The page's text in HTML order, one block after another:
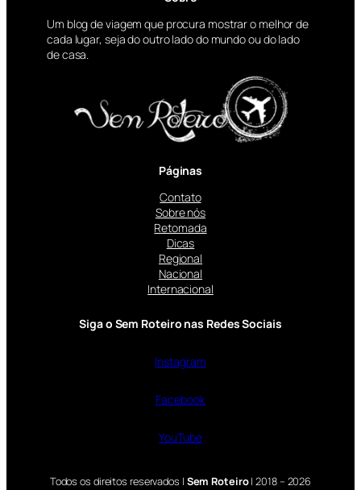
Um blog de viagem que procura mostrar o melhor de
cada lugar, seja do outro lado do mundo ou do lado
de casa.
Páginas
Contato
Sobre nós
Retomada
Dicas
Regional
Nacional
Internacional
Siga o Sem Roteiro nas Redes Sociais
Instagram
Facebook
YouTube
Todos os direitos reservados | Sem Roteiro| 2018 – 2026